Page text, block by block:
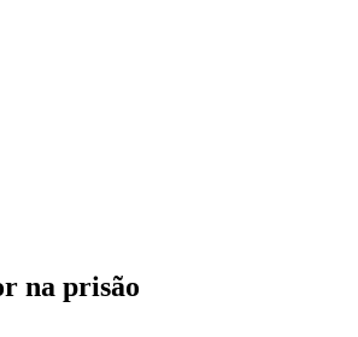
na prisão